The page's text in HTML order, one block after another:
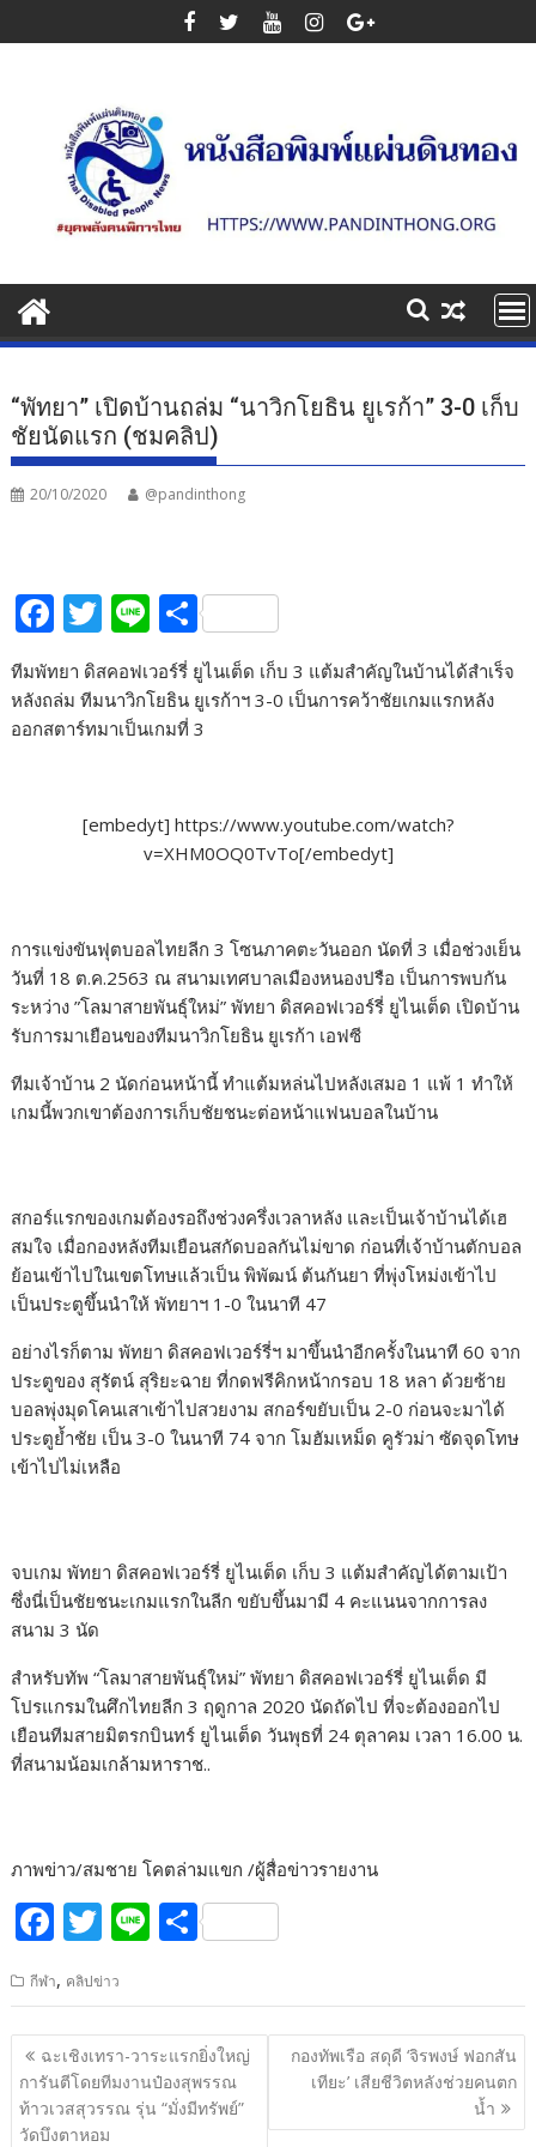
to
“พัทยา” เปิดบ้านถล่ม “นาวิกโยธิน ยูเรก้า” 3-0 เก็บ
ชัยนัดแรก (ชมคลิป)
20/10/2020 @pandinthong
F
ac
e
b
T
itt
er
Li
n
e
S
h
ar
e
ทีมพัทยา ดิสคอฟเวอร์รี่ ยูไนเต็ด เก็บ 3 แต้มสำคัญในบ้านได้สำเร็จ
หลังถล่ม ทีมนาวิกโยธิน ยูเรก้าฯ 3-0 เป็นการคว้าชัยเกมแรกหลัง
ออกสตาร์ทมาเป็นเกมที่ 3
[embedyt] https://www.youtube.com/watch?
v=XHM0OQ0TvTo[/embedyt]
การแข่งขันฟุตบอลไทยลีก 3 โซนภาคตะวันออก นัดที่ 3 เมื่อช่วงเย็น
วันที่ 18 ต.ค.2563 ณ สนามเทศบาลเมืองหนองปรือ เป็นการพบกัน
ระหว่าง ”โลมาสายพันธุ์ใหม่” พัทยา ดิสคอฟเวอร์รี่ ยูไนเต็ด เปิดบ้าน
รับการมาเยือนของทีมนาวิกโยธิน ยูเรก้า เอฟซี
ทีมเจ้าบ้าน 2 นัดก่อนหน้านี้ ทำแต้มหล่นไปหลังเสมอ 1 แพ้ 1 ทำให้
เกมนี้พวกเขาต้องการเก็บชัยชนะต่อหน้าแฟนบอลในบ้าน
สกอร์แรกของเกมต้องรอถึงช่วงครึ่งเวลาหลัง และเป็นเจ้าบ้านได้เฮ
สมใจ เมื่อกองหลังทีมเยือนสกัดบอลกันไม่ขาด ก่อนที่เจ้าบ้านตักบอล
ย้อนเข้าไปในเขตโทษแล้วเป็น พิพัฒน์ ต้นกันยา ที่พุ่งโหม่งเข้าไป
เป็นประตูขึ้นนำให้ พัทยาฯ 1-0 ในนาที 47
อย่างไรก็ตาม พัทยา ดิสคอฟเวอร์รี่ฯ มาขึ้นนำอีกครั้งในนาที 60 จาก
ประตูของ สุรัตน์ สุริยะฉาย ที่กดฟรีคิกหน้ากรอบ 18 หลา ด้วยซ้าย
บอลพุ่งมุดโคนเสาเข้าไปสวยงาม สกอร์ขยับเป็น 2-0 ก่อนจะมาได้
ประตูย้ำชัย เป็น 3-0 ในนาที 74 จาก โมฮัมเหม็ด คูรัวม่า ซัดจุดโทษ
เข้าไปไม่เหลือ
จบเกม พัทยา ดิสคอฟเวอร์รี่ ยูไนเต็ด เก็บ 3 แต้มสำคัญได้ตามเป้า
ซึ่งนี่เป็นชัยชนะเกมแรกในลีก ขยับขึ้นมามี 4 คะแนนจากการลง
สนาม 3 นัด
สำหรับทัพ “โลมาสายพันธุ์ใหม่” พัทยา ดิสคอฟเวอร์รี่ ยูไนเต็ด มี
โปรแกรมในศึกไทยลีก 3 ฤดูกาล 2020 นัดถัดไป ที่จะต้องออกไป
เยือนทีมสายมิตรกบินทร์ ยูไนเต็ด วันพุธที่ 24 ตุลาคม เวลา 16.00 น.
ที่สนามน้อมเกล้ามหาราช..
ภาพ​ข่าว​/สมชาย​ โค​ต​ล่าม​แขก​ /ผู้​สื่อข่าว​รายงาน​
F
e
b
o
o
T
itt
er
Li
e
S
ar
e
กีฬา, คลิปข่าว
แนะแนว
เรื่อง
ฉะเชิงเทรา-วาระแรกยิ่งใหญ่
การันตีโดยทีมงานป๋องสุพรรณ
ท้าวเวสสุวรรณ รุ่น “มั่งมีทรัพย์”
วัดบึงตาหอม
กองทัพเรือ สดุดี ‘จิรพงษ์ ฟอกสัน
เทียะ’ เสียชีวิตหลังช่วยคนตก
น้ำ